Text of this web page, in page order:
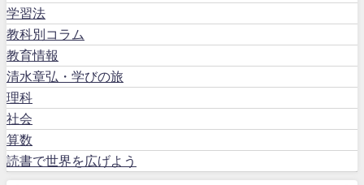
学習法
教科別コラム
教育情報
清水章弘・学びの旅
理科
社会
算数
読書で世界を広げよう